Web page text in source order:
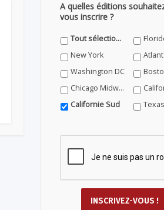
A quelles éditions
vous inscrire ?
Tout sélectionner
New York
Washington DC
Chicago Midwest
Californie Sud
Texas